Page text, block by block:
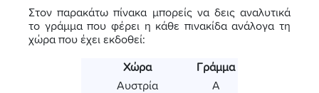
Στον παρακάτω πίνακα μπορείς να δεις αναλυτικά
το γράμμα που φέρει η κάθε πινακίδα ανάλογα τη
χώρα που έχει εκδοθεί:
Χώρα
Γράμμα
Αυστρία
Α